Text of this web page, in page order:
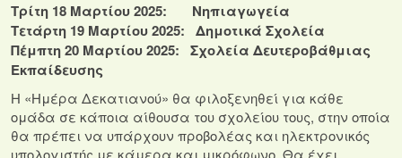
Τρίτη 18 Μαρτίου 2025: Νηπιαγωγεία
Τετάρτη 19 Μαρτίου 2025: Δημοτικά Σχολεία
Πέμπτη 20 Μαρτίου 2025: Σχολεία Δευτεροβάθμιας
Εκπαίδευσης
Η «Ημέρα Δεκατιανού» θα φιλοξενηθεί για κάθε
ομάδα σε κάποια αίθουσα του σχολείου τους, στην οποία
θα πρέπει να υπάρχουν προβολέας και ηλεκτρονικός
υπολογιστής με κάμερα και μικρόφωνο. Θα έχει